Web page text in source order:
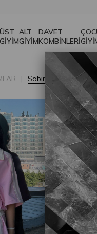
ÜST
GİYİM
ALT
GİYİM
DAVET
KOMBİNLERİ
Sabira Spor Takım